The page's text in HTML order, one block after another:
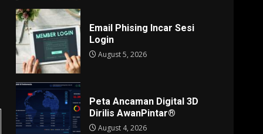
Email Phising Incar Sesi
Login
August 5, 2026
Peta Ancaman Digital 3D
Dirilis AwanPintar®
August 4, 2026